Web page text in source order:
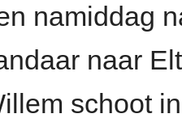
namiddag
naar
schoot